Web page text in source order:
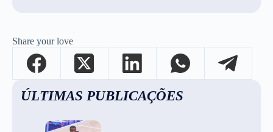
Share your love
ÚLTIMAS PUBLICAÇÕES